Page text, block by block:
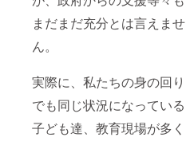
まだまだ充分とは言えませ
ん。
実際に、私たちの身の回り
でも同じ状況になっている
子ども達、教育現場が多く